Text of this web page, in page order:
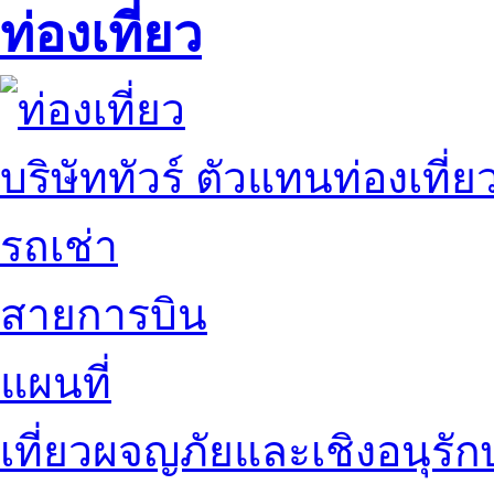
ท่องเที่ยว
บริษัททัวร์ ตัวแทนท่องเที่ย
รถเช่า
สายการบิน
แผนที่
เที่ยวผจญภัยและเชิงอนุรัก